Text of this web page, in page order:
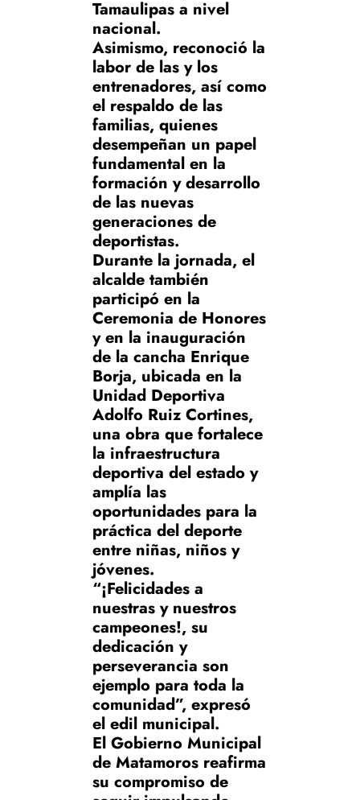
Tamaulipas a nivel
nacional.
Asimismo, reconoció la
labor de las y los
entrenadores, así como
el respaldo de las
familias, quienes
desempeñan un papel
fundamental en la
formación y desarrollo
de las nuevas
generaciones de
deportistas.
Durante la jornada, el
alcalde también
participó en la
Ceremonia de Honores
y en la inauguración
de la cancha Enrique
Borja, ubicada en la
Unidad Deportiva
Adolfo Ruiz Cortines,
una obra que fortalece
la infraestructura
deportiva del estado y
amplía las
oportunidades para la
práctica del deporte
entre niñas, niños y
jóvenes.
“¡Felicidades a
nuestras y nuestros
campeones!, su
dedicación y
perseverancia son
ejemplo para toda la
comunidad”, expresó
el edil municipal.
El Gobierno Municipal
de Matamoros reafirma
su compromiso de